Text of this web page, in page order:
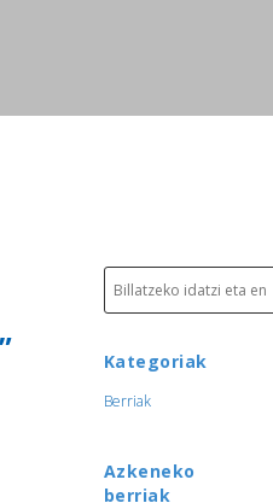
Kategoriak
Berriak
Azkeneko
berriak